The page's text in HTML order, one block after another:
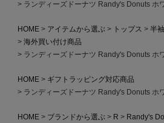
ランディーズドーナツ Randy's Donuts ホ
HOME アイテムから選ぶ トップス
半
海外買い付け商品
ランディーズドーナツ Randy's Donuts ホ
HOME
ギフトラッピング対応商品
ランディーズドーナツ Randy's Donuts ホ
HOME ブランドから選ぶ R
Randy's